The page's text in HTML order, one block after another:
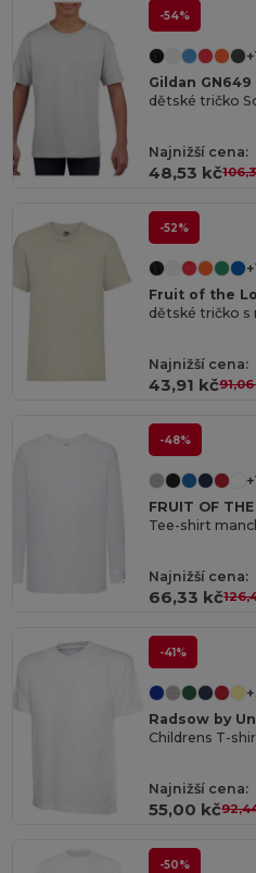
-54%
Gildan GN649
dětské tričko
Najnižší cena:
48,53 kč
-52%
Fruit of the
dětské tričko
Najnižší cena:
43,91 kč
-48%
FRUIT OF
Tee-shirt
Najnižší cena:
66,33 kč
-41%
Radsow by
Childrens T-
Najnižší cena:
55,00 kč
-50%